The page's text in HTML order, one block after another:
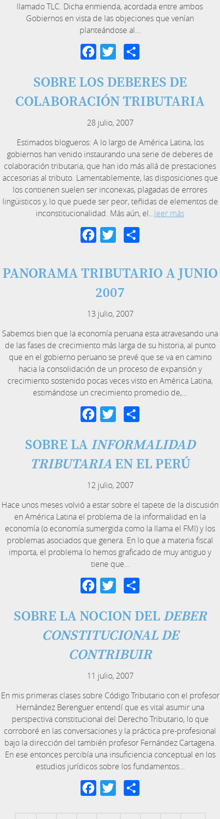
llamado TLC. Dicha enmienda, acordada entre ambos
Gobiernos en vista de las objeciones que venían
planteándose al…
Facebook
TwitterCompartir
SOBRE LOS DEBERES DE
COLABORACIÓN TRIBUTARIA
28 julio, 2007
Estimados blogueros: A lo largo de América Latina, los
gobiernos han venido instaurando una serie de deberes de
colaboración tributaria, que han ido más allá de prestaciones
accesorias al tributo. Lamentablemente, las disposiciones que
los contienen suelen ser inconexas, plagadas de errores
lingüisticos y, lo que puede ser peor, teñidas de elementos de
inconstitucionalidad. Más aún, el…leer más
Facebook
Twitter
PANORAMA TRIBUTARIO A JUNIO
2007
13 julio, 2007
Sabemos bien que la economía peruana esta atravesando una
de las fases de crecimiento más larga de su historia, al punto
que en el gobierno peruano se prevé que se va en camino
hacia la consolidación de un proceso de expansión y
crecimiento sostenido pocas veces visto en América Latina,
estimándose un crecimiento promedio de,…
Facebook
Twitter
SOBRE LA INFORMALIDAD
TRIBUTARIAEN EL PERÚ
12 julio, 2007
Hace unos meses volvió a estar sobre el tapete de la discusión
en América Latina el problema de la informalidad en la
economía (o economía sumergida como la llama el FMI) y los
problemas asociados que genera. En lo que a materia fiscal
importa, el problema lo hemos graficado de muy antiguo y
tiene que…
Facebook
Twitter
SOBRE LA NOCION DEL DEBER
CONSTITUCIONAL DE
CONTRIBUIR
11 julio, 2007
En mis primeras clases sobre Código Tributario con el profesor
Hernández Berenguer entendí que es vital asumir una
perspectiva constitucional del Derecho Tributario, lo que
corroboré en las conversaciones y la práctica pre-profesional
bajo la dirección del también profesor Fernández Cartagena.
En ese entonces percibía una insuficiencia conceptual en los
estudios jurídicos sobre los fundamentos…
Facebook
Twitter